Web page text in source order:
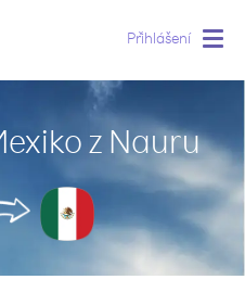
Přihlášení
z Nauru